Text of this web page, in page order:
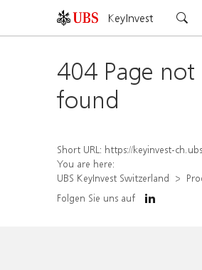
KeyInvest
404 Page not
found
Short URL: https://keyinvest-ch.ubs.com/produkt/detail/
You are here:
UBS KeyInvest Switzerland
Folgen Sie uns auf